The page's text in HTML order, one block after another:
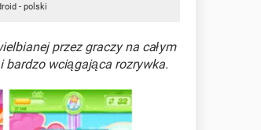
- polski
przez graczy na całym
bardzo wciągająca rozrywka.